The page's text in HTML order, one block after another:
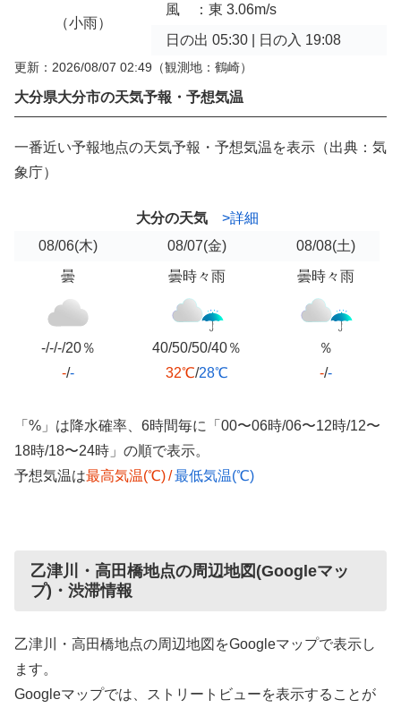
（小雨）
風 ：東 3.06m/s
日の出 05:30 | 日の入 19:08
更新：2026/08/07 02:49 （観測地：鶴崎）
大分県大分市の天気予報・予想気温
一番近い予報地点の天気予報・予想気温を表示（出典：気
象庁）
大分の天気
>詳細
08/06(木) 08/07(金) 08/08(土)
曇
-/-/-/20％
-/-
曇時々雨
40/50/50/40％
32℃/28℃
曇時々雨
％
-/-
「%」は降水確率、6時間毎に「00〜06時/06〜12時/12〜
18時/18〜24時」の順で表示。
予想気温は最高気温(℃)/最低気温(℃)
乙津川・高田橋地点の周辺地図(Googleマッ
プ)・渋滞情報
乙津川・高田橋地点の周辺地図をGoogleマップで表示し
ます。
Googleマップでは、ストリートビューを表示することが